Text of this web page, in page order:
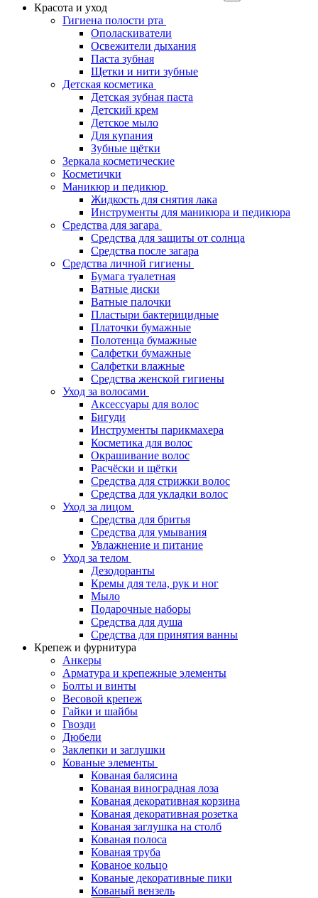
Красота и уход
Гигиена полости рта
Ополаскиватели
Освежители дыхания
Паста зубная
Щетки и нити зубные
Детская косметика
Детская зубная паста
Детский крем
Детское мыло
Для купания
Зубные щётки
Зеркала косметические
Косметички
Маникюр и педикюр
Жидкость для снятия лака
Инструменты для маникюра и педикюра
Средства для загара
Средства для защиты от солнца
Средства после загара
Средства личной гигиены
Бумага туалетная
Ватные диски
Ватные палочки
Пластыри бактерицидные
Платочки бумажные
Полотенца бумажные
Салфетки бумажные
Салфетки влажные
Средства женской гигиены
Уход за волосами
Аксессуары для волос
Бигуди
Инструменты парикмахера
Косметика для волос
Окрашивание волос
Расчёски и щётки
Средства для стрижки волос
Средства для укладки волос
Уход за лицом
Средства для бритья
Средства для умывания
Увлажнение и питание
Уход за телом
Дезодоранты
Кремы для тела, рук и ног
Мыло
Подарочные наборы
Средства для душа
Средства для принятия ванны
Крепеж и фурнитура
Анкеры
Арматура и крепежные элементы
Болты и винты
Весовой крепеж
Гайки и шайбы
Гвозди
Дюбели
Заклепки и заглушки
Кованые элементы
Кованая балясина
Кованая виноградная лоза
Кованая декоративная корзина
Кованая декоративная розетка
Кованая заглушка на столб
Кованая полоса
Кованая труба
Кованое кольцо
Кованые декоративные пики
Кованый вензель